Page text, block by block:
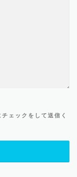
ェックをして送信く